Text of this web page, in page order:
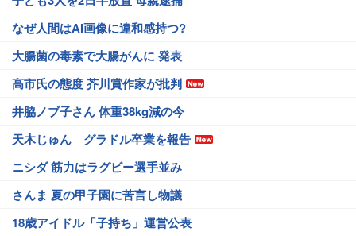
なぜ人間はAI画像に違和感持つ?
大腸菌の毒素で大腸がんに 発表
高市氏の態度 芥川賞作家が批判
井脇ノブ子さん 体重38kg減の今
天木じゅん グラドル卒業を報告
ニシダ 筋力はラグビー選手並み
さんま 夏の甲子園に苦言し物議
18歳アイドル「子持ち」運営公表